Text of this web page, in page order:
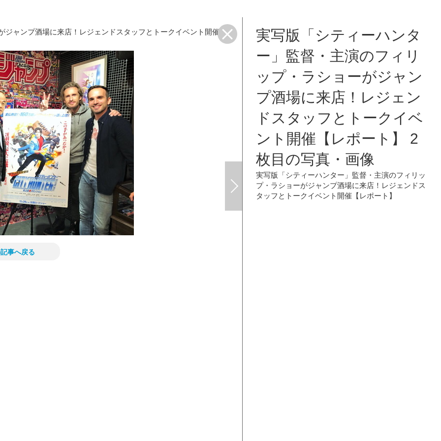
ャンプ酒場に来店！レジェンドスタッフとトークイベント開催【レ
事へ戻る
実写版「シティーハンタ
ー」監督・主演のフィリ
ップ・ラショーがジャン
プ酒場に来店！レジェン
ドスタッフとトークイベ
ント開催【レポート】 2
枚目の写真・画像
実写版「シティーハンター」監督・主演のフィリッ
プ・ラショーがジャンプ酒場に来店！レジェンドス
タッフとトークイベント開催【レポート】